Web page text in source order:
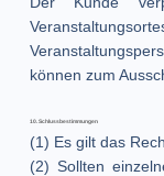
können zum
10. Schlussbestimmungen
(1) Es gilt das
(2) Sollten